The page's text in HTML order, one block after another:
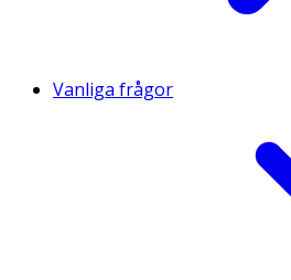
Vanliga frågor